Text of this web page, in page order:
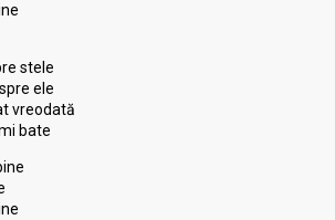
stele
ele
vreodată
bate